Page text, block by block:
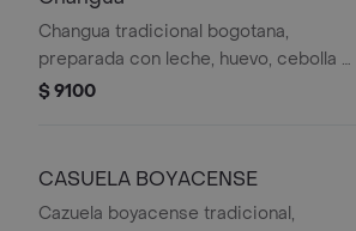
Changua tradicional bogotana,
preparada con leche, huevo, cebolla y
cilantro. Servida caliente, ideal para
$ 9100
CASUELA BOYACENSE
Cazuela boyacense tradicional,